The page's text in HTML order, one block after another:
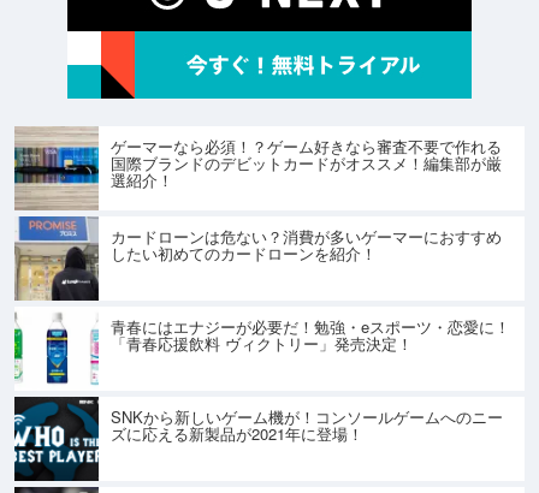
ゲーマーなら必須！？ゲーム好きなら審査不要で作れる
国際ブランドのデビットカードがオススメ！編集部が厳
選紹介！
カードローンは危ない？消費が多いゲーマーにおすすめ
したい初めてのカードローンを紹介！
青春にはエナジーが必要だ！勉強・eスポーツ・恋愛に！
「青春応援飲料 ヴィクトリー」発売決定！
SNKから新しいゲーム機が！コンソールゲームへのニー
ズに応える新製品が2021年に登場！